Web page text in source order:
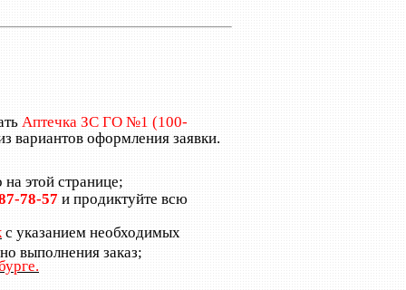
Аптечка ЗС ГО №1 (100-
вариантов оформления заявки.
этой странице;
78-57 и продиктуйте всю
с указанием необходимых
выполнения заказ;